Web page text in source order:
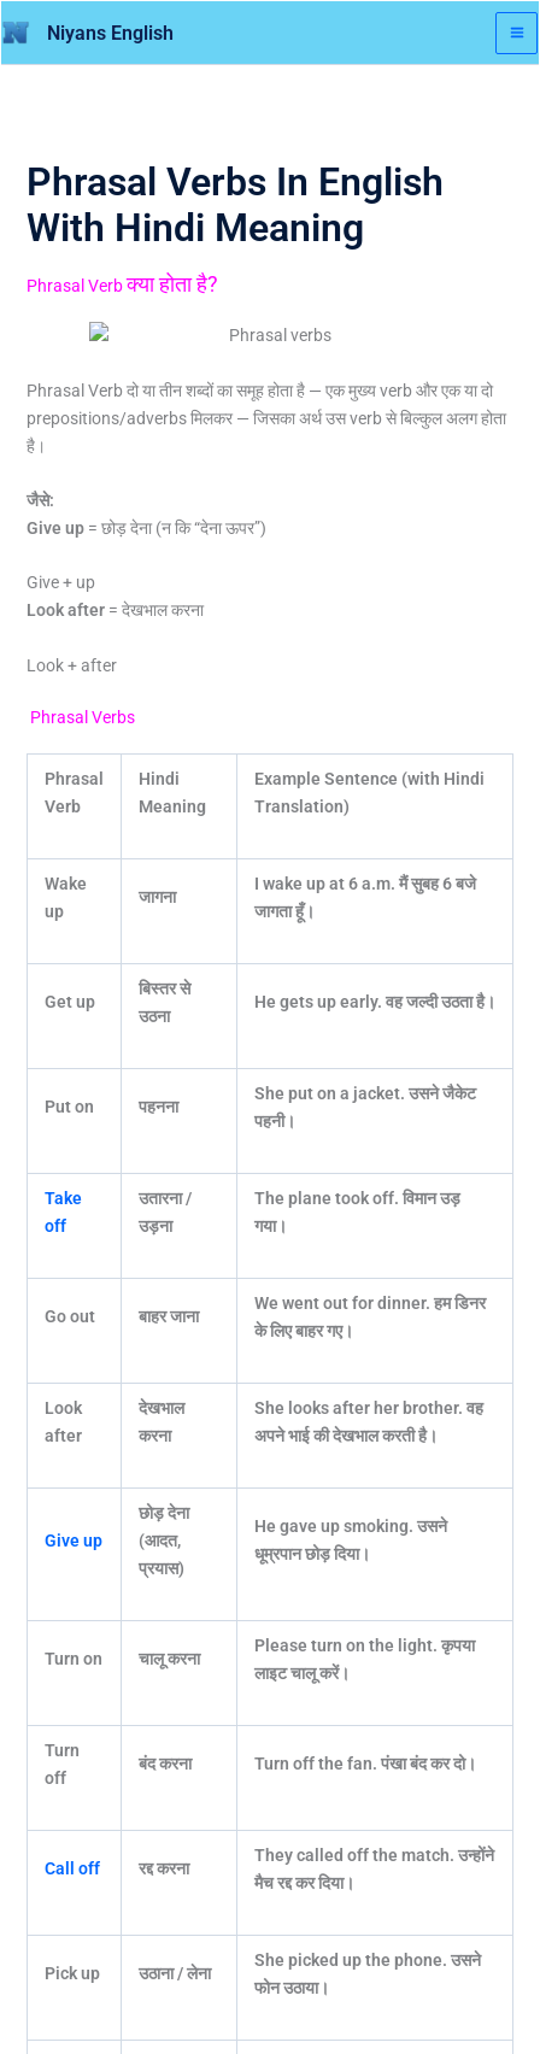
to
content
Niyans English
Phrasal Verbs In English
With Hindi Meaning
Phrasal Verbक्या होता है?
Phrasal Verb दो या तीन शब्दों का समूह होता है — एक मुख्य verb और एक या दो
prepositions/adverbs मिलकर — जिसका अर्थ उस verb से बिल्कुल अलग होता
है।
जैसे:
Give up= छोड़ देना (न कि “देना ऊपर”)
Give + up
Look after= देखभाल करना
Look + after
Phrasal Verbs
Phrasal
Verb
Hindi
Meaning
Example Sentence (with Hindi
Translation)
Wake
up
जागना
I wake up at 6 a.m. मैं सुबह 6बजे
जागता हूँ।
Get up
बिस्तर से
उठना
He gets up early. वह जल्दी उठता है।
Put on पहनना
She put on a jacket. उसने जैकेट
पहनी।
Take
off
उतारना /
उड़ना
The plane took off. विमान उड़
गया।
Go out बाहर जाना
We went out for dinner. हम डिनर
के लिए बाहर गए।
Look
after
देखभाल
करना
She looks after her brother. वह
अपने भाई की देखभाल करती है।
Give up
छोड़ देना
(आदत,
प्रयास)
He gave up smoking. उसने
धूम्रपान छोड़ दिया।
Turn on चालू करना
Please turn on the light. कृपया
लाइट चालू करें।
Turn
off
बंद करना Turn off the fan. पंखा बंद कर दो।
Call off रद्द करना
They called off the match. उन्होंने
मैच रद्द कर दिया।
Pick up उठाना / लेना
She picked up the phone. उसने
फोन उठाया।